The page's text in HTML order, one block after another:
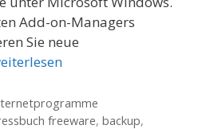
Add-on-Managers
Sie neue
freeware, backup,